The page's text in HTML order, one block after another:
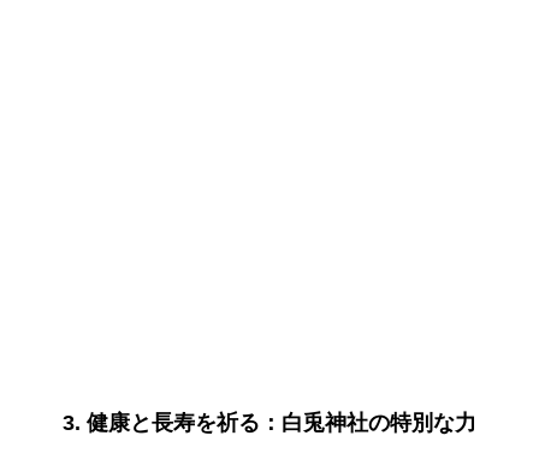
3. 健康と長寿を祈る：白兎神社の特別な力